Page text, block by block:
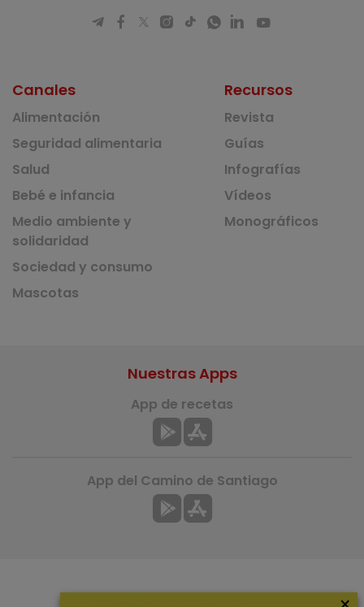
Canales
Alimentación
Seguridad alimentaria
Salud
Bebé e infancia
Medio ambiente y
solidaridad
Sociedad y consumo
Mascotas
Recursos
Revista
Guías
Infografías
Vídeos
Monográficos
Nuestras Apps
App de recetas
App del Camino de Santiago